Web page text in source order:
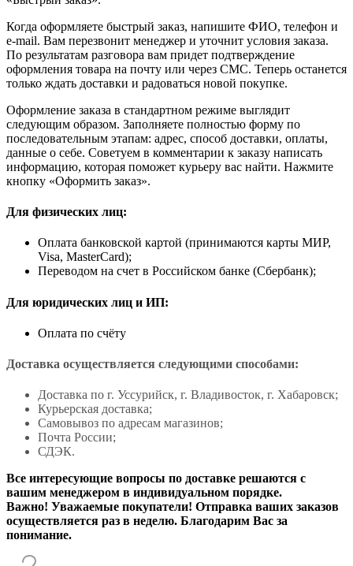
Когда оформляете быстрый заказ, напишите ФИО, телефон и
e-mail. Вам перезвонит менеджер и уточнит условия заказа.
По результатам разговора вам придет подтверждение
оформления товара на почту или через СМС. Теперь останется
только ждать доставки и радоваться новой покупке.
Оформление заказа в стандартном режиме выглядит
следующим образом. Заполняете полностью форму по
последовательным этапам: адрес, способ доставки, оплаты,
данные о себе. Советуем в комментарии к заказу написать
информацию, которая поможет курьеру вас найти. Нажмите
кнопку «Оформить заказ».
Для физических лиц:
Оплата банковской картой (принимаются карты МИР,
Visa, MasterCard);
Переводом на счет в Российском банке (Сбербанк);
Для юридических лиц и ИП:
Оплата по счёту
Доставка осуществляется следующими способами:
Доставка по г. Уссурийск, г. Владивосток, г. Хабаровск;
Курьерская доставка;
Самовывоз по адресам магазинов;
Почта России;
СДЭК.
Все интересующие вопросы по доставке решаются с
вашим менеджером в индивидуальном порядке.
Важно! Уважаемые покупатели! Отправка ваших заказов
осуществляется раз в неделю. Благодарим Вас за
понимание.